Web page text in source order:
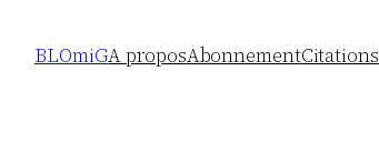
BLOmiGA proposAbonnementCitations